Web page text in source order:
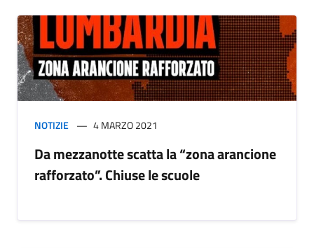
NOTIZIE 4 MARZO 2021
Da mezzanotte scatta la “zona arancione
rafforzato”. Chiuse le scuole